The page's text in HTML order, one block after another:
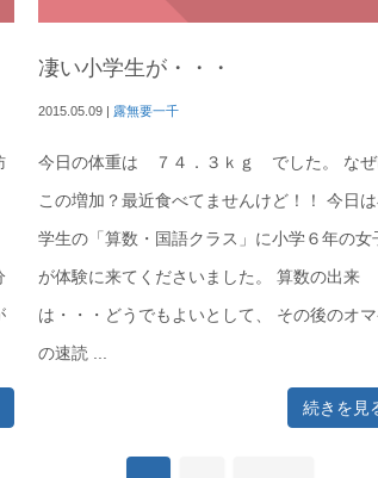
凄い小学生が・・・
2015.05.09| 露無要一千
今日の体重は ７４．３ｋｇ でした。 なぜ
この増加？最近食べてませんけど！！ 今日
学生の「算数・国語クラス」に小学６年の女
が体験に来てくださいました。 算数の出来
は・・・どうでもよいとして、 その後のオ
の速読 ...
続きを見